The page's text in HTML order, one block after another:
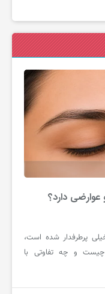
دارد؟
پرطرفدار شده است،
چیست و چه تفاوتی با